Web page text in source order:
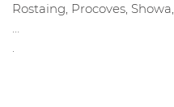
Rostaing, Procoves, Showa,
…
.